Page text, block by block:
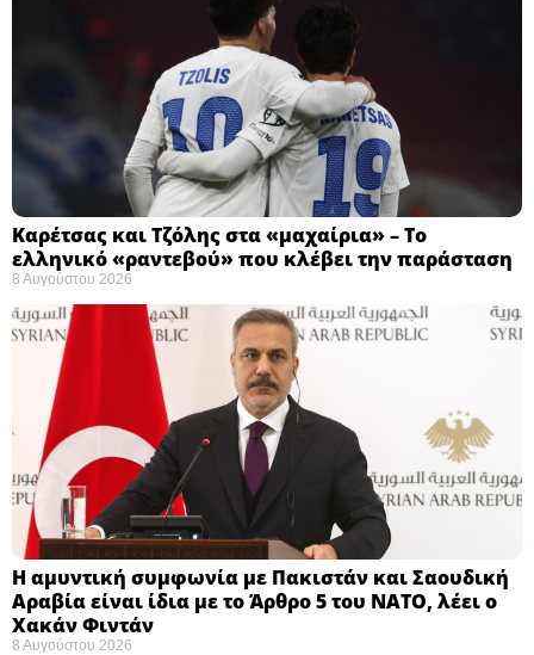
Καρέτσας και Τζόλης στα «μαχαίρια» – Το
ελληνικό «ραντεβού» που κλέβει την παράσταση
8 Αυγούστου 2026
Η αμυντική συμφωνία με Πακιστάν και Σαουδική
Αραβία είναι ίδια με το Άρθρο 5 του ΝΑΤΟ, λέει ο
Χακάν Φιντάν
8 Αυγούστου 2026